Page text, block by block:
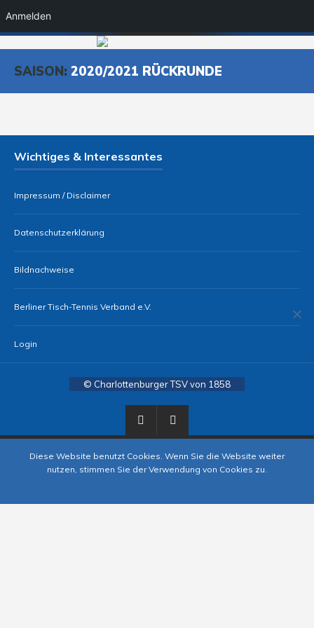
SAISON: 2020/2021 RÜCKRUNDE
Wichtiges & Interessantes
Impressum / Disclaimer
Datenschutzerklärung
Bildnachweise
Berliner Tisch-Tennis Verband e.V.
Login
© Charlottenburger TSV von 1858
Anmelden
Diese Website benutzt Cookies. Wenn Sie die Website weiter
nutzen, stimmen Sie der Verwendung von Cookies zu.